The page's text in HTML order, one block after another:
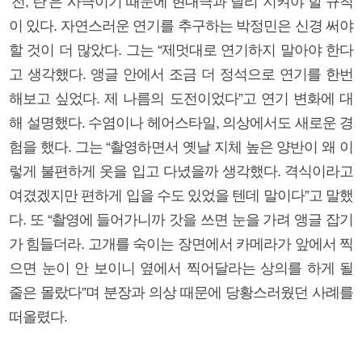
이 있다. 자연스러운 연기를 추구하는 박정민은 신경 써야
할 것이 더 많았다. 그는 “제멋대로 연기하지 말아야 한다
고 생각했다. 앵글 안에서 조금 더 정석으로 연기를 한번
해보고 싶었다. 제 나름의 도전이었다”고 연기 변화에 대
해 설명했다. 수염이나 헤어스타일, 의상에서도 새로운 경
험을 했다. 그는 “촬영하면서 옛날 지체 높은 양반이 왜 이
렇게 불편하게 옷을 입고 다녔을까 생각했다. 격식이라고
여겼겠지만 편하게 입을 수도 있었을 텐데 말이다”고 말했
다. 또 “촬영에 들어가니까 갓을 쓰면 눈을 가려 앵글 잡기
가 힘들더라. 고개를 숙이는 장면에서 카메라가 앞에서 찍
으면 눈이 안 보이니 옆에서 찍어달라는 상의를 하게 될
줄은 몰랐다”며 분장과 의상 때문에 당황스러웠던 사례를
떠올렸다.